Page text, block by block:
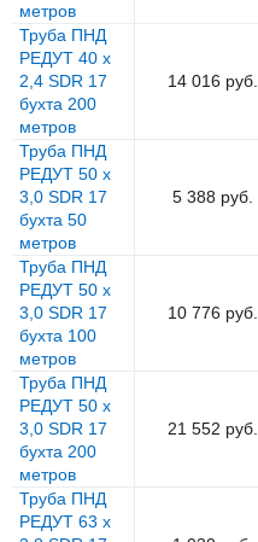
метров
Труба ПНД
РЕДУТ 40 х
2,4 SDR 17
бухта 200
метров
14 016 руб.
Труба ПНД
РЕДУТ 50 х
3,0 SDR 17
бухта 50
метров
5 388 руб.
Труба ПНД
РЕДУТ 50 х
3,0 SDR 17
бухта 100
метров
10 776 руб.
Труба ПНД
РЕДУТ 50 х
3,0 SDR 17
бухта 200
метров
21 552 руб.
Труба ПНД
РЕДУТ 63 х